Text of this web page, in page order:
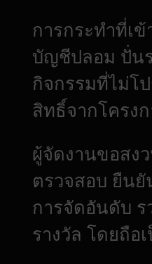
การกระทำที่เ
บัญชีปลอม ปั่น
กิจกรรมที่ไม่โ
สิทธิ์จากโครง
ผู้จัดงานขอสง
ตรวจสอบ ยืน
การจัดอันดับ
รางวัล โดยถือ